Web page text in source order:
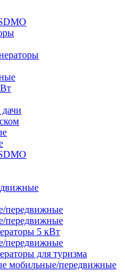
передвижные
передвижные
5 кВт
передвижные
для туризма
мобильные/передвижные